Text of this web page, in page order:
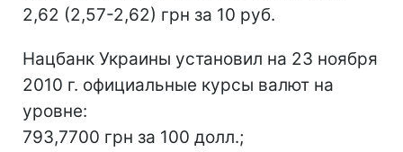
2,62 (2,57-2,62) грн за 10 руб.
Нацбанк Украины установил на 23 ноября
2010 г. официальные курсы валют на
уровне:
793,7700 грн за 100 долл.;